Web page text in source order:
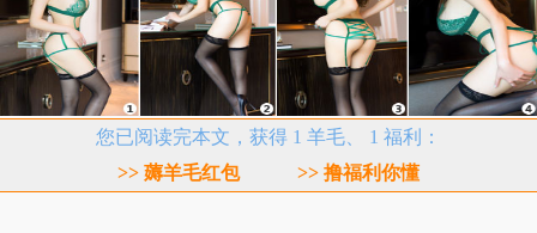
您已阅读完本文，获得 1 羊毛、 1 福利：
>> 薅羊毛红包
>> 撸福利你懂